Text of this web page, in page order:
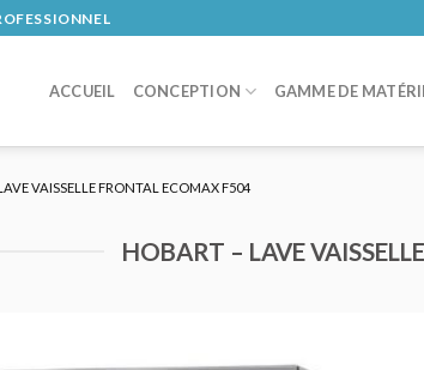
ACCUEIL CONCEPTION GAMME DE
VAISSELLE FRONTAL ECOMAX F504
HOBART – LAVE